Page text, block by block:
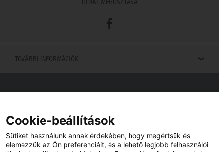
OLDAL MEGOSZTÁSA
Facebook
TOVÁBBI INFORMÁCIÓK
Viszonteladót keres az Ön közelében? Nem probléma.
Cookie-beállítások
Sütiket használunk annak érdekében, hogy megértsük és
elemezzük az Ön preferenciáit, és a lehető legjobb felhasználói